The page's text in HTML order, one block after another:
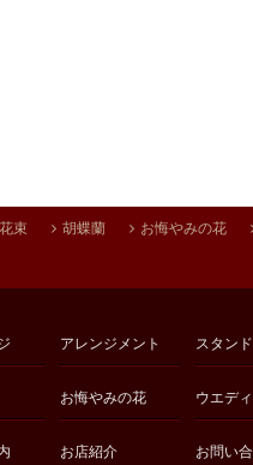
花束 胡蝶蘭 お悔やみの花
アレンジメント スタン
お悔やみの花 ウエデ
お店紹介 お問い